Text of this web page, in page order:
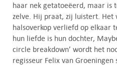
haar nek getatoeëerd, maar is
zelve. Hij praat, zij luistert. Het
halsoverkop verliefd op elkaar
hun liefde is hun dochter,
circle breakdown’ wordt het
regisseur Felix van Groeningen